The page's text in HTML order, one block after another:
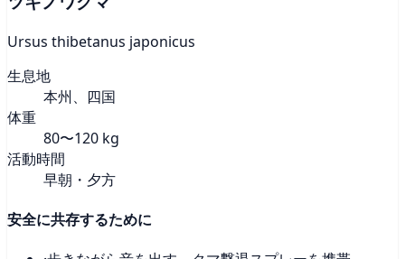
Ursus thibetanus japonicus
生息地
本州、四国
体重
80〜120 kg
活動時間
早朝・夕方
安全に共存するために